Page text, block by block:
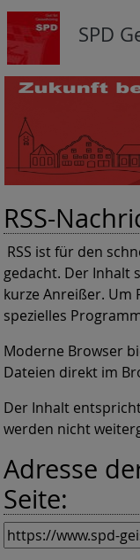
SPD
RSS-
RSS ist für den
gedacht. Der Inhalt
kurze Anreißer. Um
spezielles
Moderne Browser
Dateien direkt im
Der Inhalt
werden nicht
Adresse
Seite: